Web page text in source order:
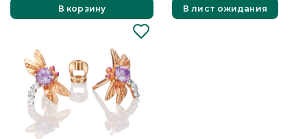
В корзину
В лист ожидания